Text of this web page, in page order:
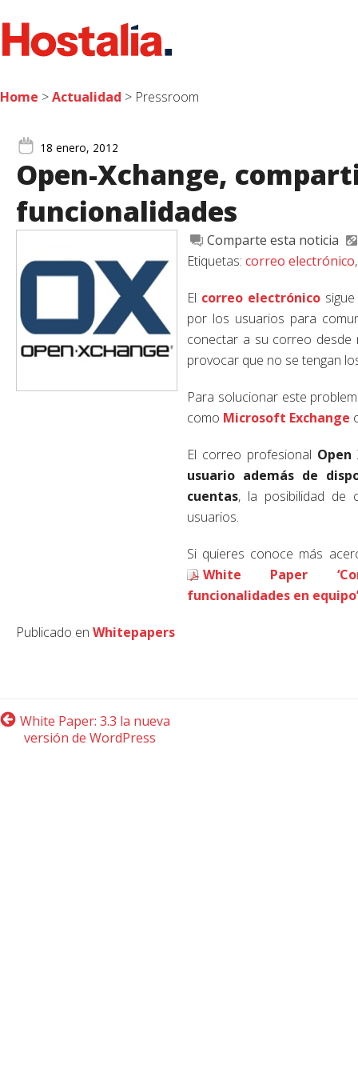
Home >Actualidad > Pressroom
18 enero, 2012
Open-Xchange,
funcionalidades
Comparte esta noticia
Etiquetas: correo electrónico
El correo electrónico
por los usuarios para
conectar a su correo desde
provocar que no se tengan
Para solucionar este
como Microsoft Exchange
El correo profesional Open
usuario además de
cuentas, la posibilidad de
usuarios.
Si quieres conoce más
White Paper
funcionalidades en equipo’
Publicado en Whitepapers
White Paper: 3.3 la nueva
versión de WordPress